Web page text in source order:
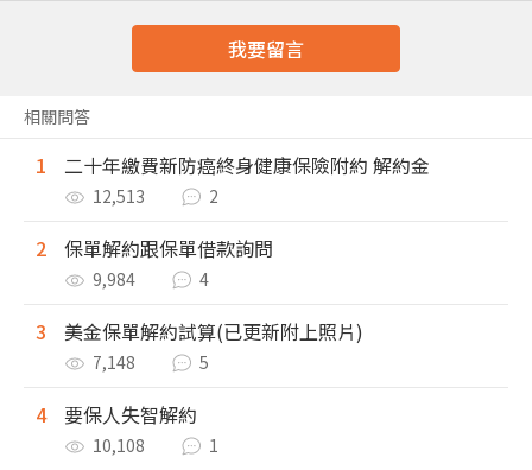
我要留言
相關問答
1 二十年繳費新防癌終身健康保險附約 解約金
12,513 2
2 保單解約跟保單借款詢問
9,984 4
3 美金保單解約試算(已更新附上照片)
7,148 5
4 要保人失智解約
10,108 1